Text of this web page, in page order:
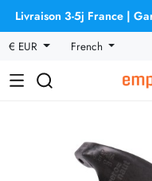
Livraison 3-5j France |
€ EUR
French